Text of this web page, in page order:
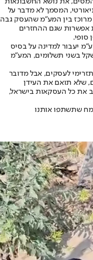
המסמך לא מדבר על
בין המע"מ שהעסק גבה
אפשרות שגם ההחזרים
סופי.
יעבור למדינה על בסיס
כלומר, אם בוצעה עסקה של 1,000 שקל בשני תשלומים, המע"מ
לעסקים, אבל מדובר
שלא תואם את העידן
את כל העסקאות בישראל,
שתשתפו אותנו